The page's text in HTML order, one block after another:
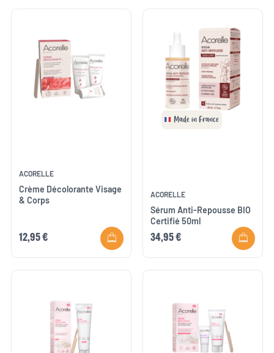
ACORELLE
Crème Décolorante Visage
& Corps
12,95 €
Made in France
ACORELLE
Sérum Anti-Repousse BIO
Certifié 50ml
34,95 €